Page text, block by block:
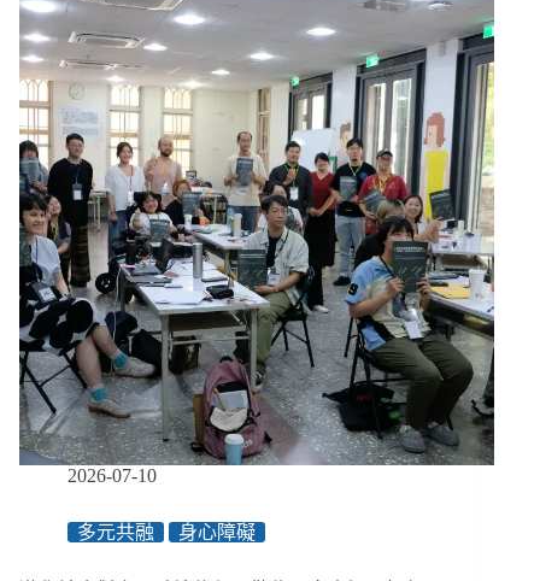
過
22
年，
導
盲
犬
仍
被
拒
於
門
外！
專
家：
工
作
犬
不
會
2026-07-10
多元共融 身心障礙